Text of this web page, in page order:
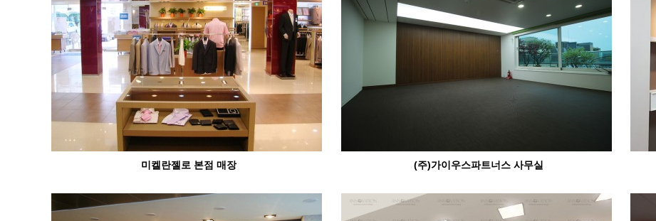
미켈란젤로 본점 매장 (주)가이우스파트너스 사무실